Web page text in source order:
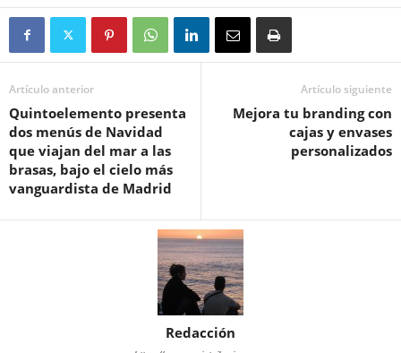
Artículo anterior
Quintoelemento presenta
dos menús de Navidad
que viajan del mar a las
brasas, bajo el cielo más
vanguardista de Madrid
Artículo siguiente
Mejora tu branding con
cajas y envases
personalizados
Redacción